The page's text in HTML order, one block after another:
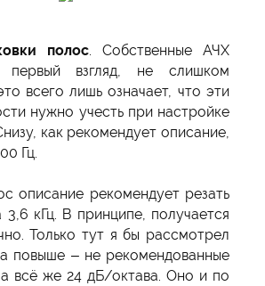
полос . Собственные АЧХ
первый взгляд, не слишком
всего лишь означает, что эти
нужно учесть при настройке
как рекомендует описание,
Гц.
описание рекомендует резать
кГц. В принципе, получается
Только тут я бы рассмотрел
повыше – не рекомендованные
всё же 24 дБ/октава. Оно и по